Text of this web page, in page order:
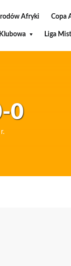
Afryki Copa
Liga
0